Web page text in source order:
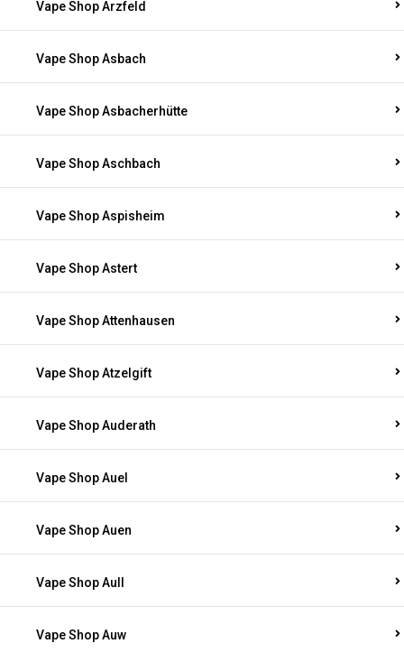
Vape Shop Arzfeld
Vape Shop Asbach
Vape Shop Asbacherhütte
Vape Shop Aschbach
Vape Shop Aspisheim
Vape Shop Astert
Vape Shop Attenhausen
Vape Shop Atzelgift
Vape Shop Auderath
Vape Shop Auel
Vape Shop Auen
Vape Shop Aull
Vape Shop Auw